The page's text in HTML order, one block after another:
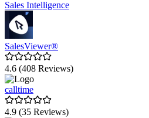
Sales Intelligence
SalesViewer®
4.6 (408 Reviews)
calltime
4.9 (35 Reviews)